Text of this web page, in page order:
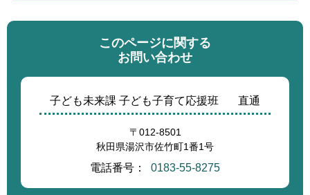
このページに関する
お問い合わせ
子ども未来課 子ども子育て応援班 直通
〒012-8501
秋田県湯沢市佐竹町1番1号
電話番号： 0183-55-8275